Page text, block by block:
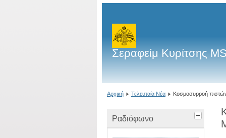
Σεραφείμ Κυρίτσης
Αρχική Τελευταία Νέα Κοσμοσυρροή
Ραδιόφωνο